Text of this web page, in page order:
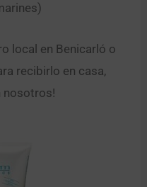
local en Benicarló o
recibirlo en casa,
nosotros!